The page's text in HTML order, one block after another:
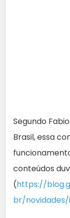
Segundo
Brasil, essa
conteúdos
(https://
br/novidades/